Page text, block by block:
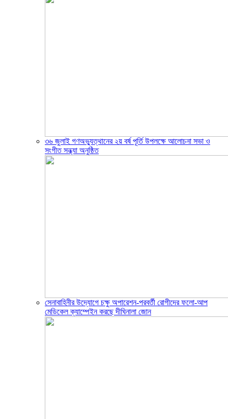
৩৬ জুলাই গণঅভ্যুত্থানের ২য় বর্ষ পূর্তি উপলক্ষে আলোচনা সভা ও
সংগীত সন্ধ্যা অনুষ্ঠিত
সেনাবাহিনীর উদ্যোগে চক্ষু অপারেশন-পরবর্তী রোগীদের ফলো-আপ
মেডিকেল ক্যাম্পেইন করছে দীঘিনালা জোন